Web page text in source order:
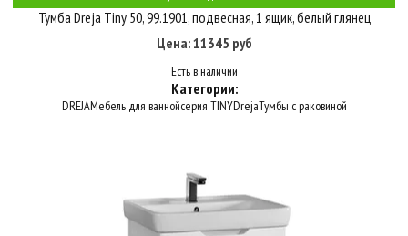
Тумба Dreja Tiny 50, 99.1901, подвесная, 1 ящик, белый глянец
Цена: 11345 руб
Есть в наличии
Категории:
DREJAМебель для ваннойсерия TINYDrejaТумбы с раковиной